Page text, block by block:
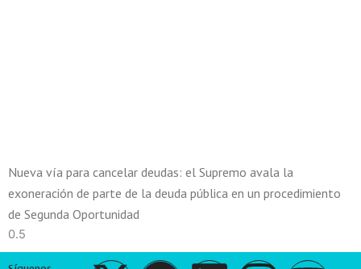
Nueva vía para cancelar deudas: el Supremo avala la
exoneración de parte de la deuda pública en un procedimiento
de Segunda Oportunidad